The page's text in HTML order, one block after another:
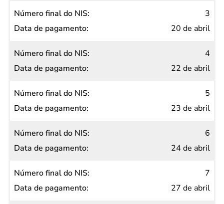
3
20 de abril
4
22 de abril
5
23 de abril
6
24 de abril
7
27 de abril